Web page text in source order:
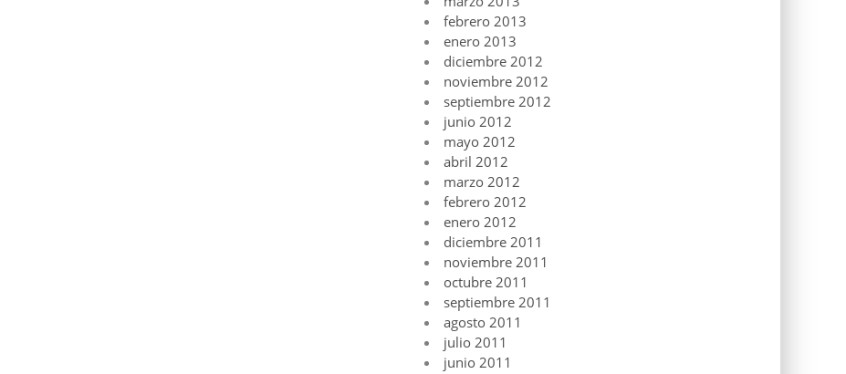
febrero 2013
enero 2013
diciembre 2012
noviembre 2012
septiembre 2012
junio 2012
mayo 2012
abril 2012
marzo 2012
febrero 2012
enero 2012
diciembre 2011
noviembre 2011
octubre 2011
septiembre 2011
agosto 2011
julio 2011
junio 2011